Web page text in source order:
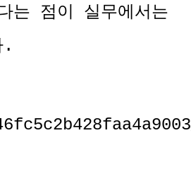
는 점이 실무에서는
.